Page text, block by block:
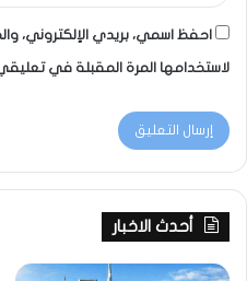
احفظ اسمي، بريدي الإلكتروني،
لاستخدامها المرة المقبلة في
أحدث الاخبار